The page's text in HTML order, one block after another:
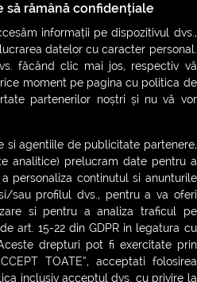
BRUNCH FEVER
| Politica de cookies | Contact
să rămână confidențiale
informații pe dispozitivul dvs.,
datelor cu caracter personal.
făcând clic mai jos, respectiv vă
moment pe pagina cu politica de
partenerilor noștri și nu vă vor
si agentiile de publicitate partenere,
analitice) prelucram date pentru a
personaliza continutul si anunturile
sau profilul dvs., pentru a va oferi
si pentru a analiza traficul pe
art. 15-22 din GDPR in legatura cu
drepturi pot fi exercitate prin
TOATE”, acceptati folosirea
inclusiv acceptul dvs. cu privire la